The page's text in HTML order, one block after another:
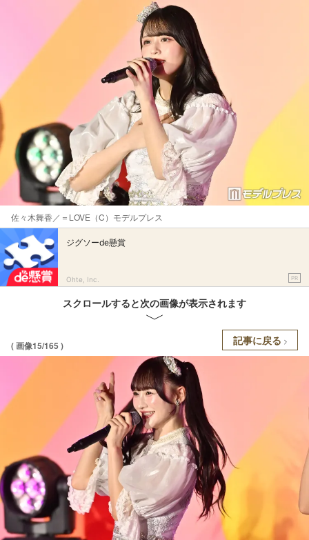
佐々木舞香／＝LOVE（C）モデルプレス
ジグソーde懸賞
Ohte, Inc. PR
スクロールすると次の画像が表示されます
( 画像15/165 ) 記事に戻る